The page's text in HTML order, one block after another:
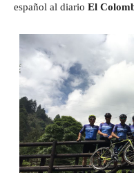
español al diario El